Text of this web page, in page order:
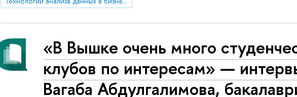
«В Вышке очень много
клубов по интересам» —
Вагаба Абдулгалимова,